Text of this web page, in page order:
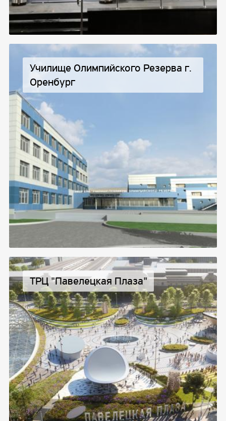
Училище Олимпийского Резерва г.
Оренбург
ТРЦ "Павелецкая Плаза"